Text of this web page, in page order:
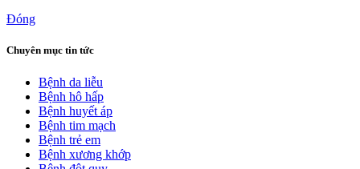
Đóng
Chuyên mục tin tức
Bệnh da liễu
Bệnh hô hấp
Bệnh huyết áp
Bệnh tim mạch
Bệnh trẻ em
Bệnh xương khớp